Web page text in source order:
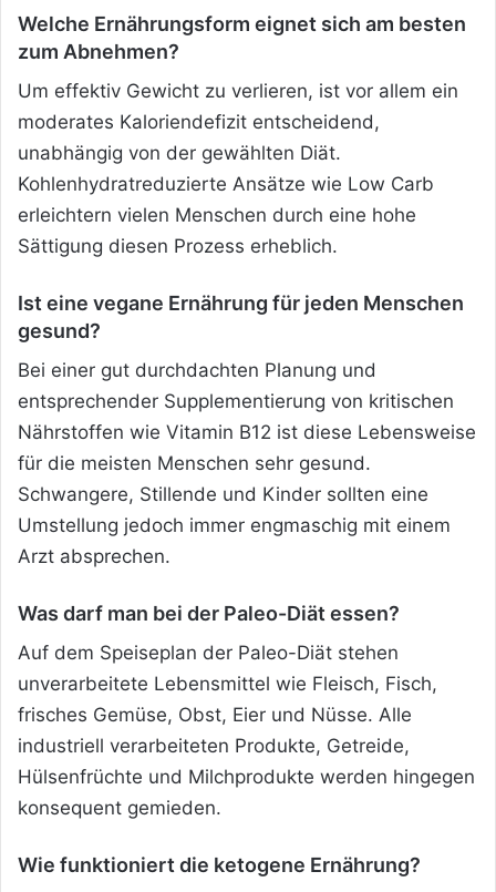
Welche Ernährungsform eignet sich am besten
zum Abnehmen?
Um effektiv Gewicht zu verlieren, ist vor allem ein
moderates Kaloriendefizit entscheidend,
unabhängig von der gewählten Diät.
Kohlenhydratreduzierte Ansätze wie Low Carb
erleichtern vielen Menschen durch eine hohe
Sättigung diesen Prozess erheblich.
Ist eine vegane Ernährung für jeden Menschen
gesund?
Bei einer gut durchdachten Planung und
entsprechender Supplementierung von kritischen
Nährstoffen wie Vitamin B12 ist diese Lebensweise
für die meisten Menschen sehr gesund.
Schwangere, Stillende und Kinder sollten eine
Umstellung jedoch immer engmaschig mit einem
Arzt absprechen.
Was darf man bei der Paleo-Diät essen?
Auf dem Speiseplan der Paleo-Diät stehen
unverarbeitete Lebensmittel wie Fleisch, Fisch,
frisches Gemüse, Obst, Eier und Nüsse. Alle
industriell verarbeiteten Produkte, Getreide,
Hülsenfrüchte und Milchprodukte werden hingegen
konsequent gemieden.
Wie funktioniert die ketogene Ernährung?